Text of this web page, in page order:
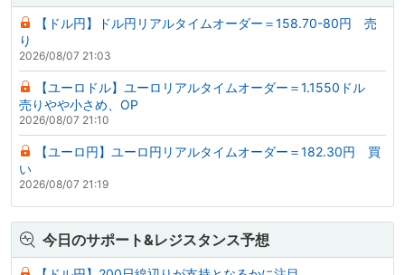
【ドル円】ドル円リアルタイムオーダー＝158.70-80円 売
り
2026/08/07 21:03
【ユーロドル】ユーロリアルタイムオーダー＝1.1550ドル
売りやや小さめ、OP
2026/08/07 21:10
【ユーロ円】ユーロ円リアルタイムオーダー＝182.30円 買
い
2026/08/07 21:19
今日のサポート&レジスタンス予想